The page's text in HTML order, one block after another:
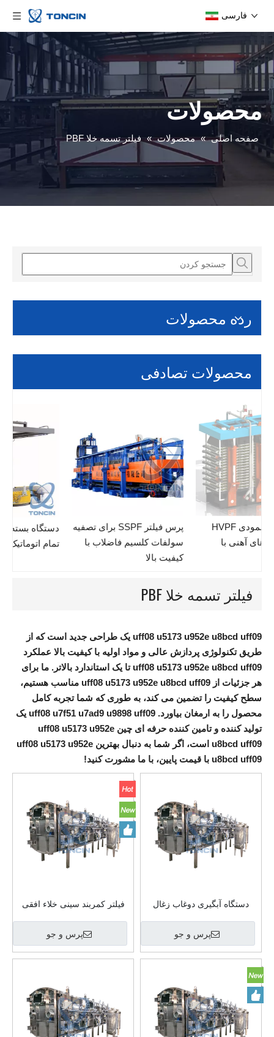
فارسی
محصولات
صفحه اصلی » محصولات » فیلتر تسمه خلا PBF
رده محصولات
محصولات تصادفی
تمام
پرس فیلتر SSPF برای تصفیه
سولفات کلسیم فاضلاب با
فیلتر پرس عمودی HVPF
برای باطله های آهنی با
فیلتر تسمه خلا PBF
uff08 u5173 u952e u8bcd uff09 یک طراحی جدید است که از
طریق تکنولوژی پردازش عالی و مواد اولیه با کیفیت بالا عملکرد
uff08 u5173 u952e u8bcd uff09 تا یک استاندارد بالاتر. ما برای
هر جزئیات از uff08 u5173 u952e u8bcd uff09 مناسب هستیم،
سطح کیفیت را تضمین می کند، به طوری که شما تجربه کامل
محصول را به ارمغان بیاورد. uff08 u7f51 u7ad9 u9898 uff09 یک
تولید کننده و تامین کننده حرفه ای چین uff08 u5173 u952e
u8bcd uff09 است، اگر شما به دنبال بهترین uff08 u5173 u952e
u8bcd uff09 با قیمت پایین، با ما مشورت کنید!
دستگاه آبگیری دوغاب زغال
پرس و جو
فیلتر کمربند سینی خلاء افقی
جدید برای پردازش دوغاب
معدنی
پرس و جو